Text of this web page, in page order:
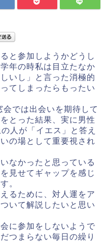
と参加しようかどうし
年の時私は目立たなか
いし」と言った消極的
てしまったらもったい
では出会いを期待して
とった結果、実に男性
人が「イエス」と答え
の場として重要視され
なかったと思っている
見せてギャップを感じ
。
るために、対人運をア
いて解説したいと思い
に参加をしないようで
つまらない毎日の繰り